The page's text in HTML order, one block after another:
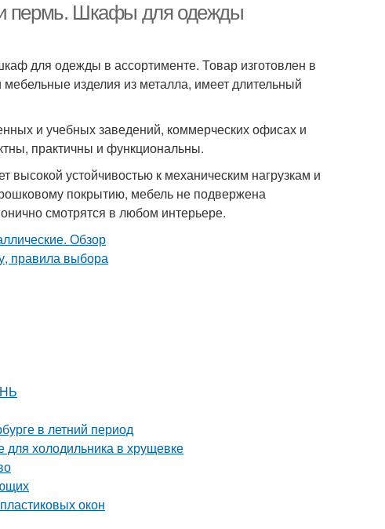
пермь. Шкафы для одежды
для одежды в ассортименте. Товар изготовлен в
изделия из металла, имеет длительный
и учебных заведений, коммерческих офисах и
практичны и функциональны.
устойчивостью к механическим нагрузкам и
покрытию, мебель не подвержена
смотрятся в любом интерьере.
в летний период
для холодильника в хрущевке
окон